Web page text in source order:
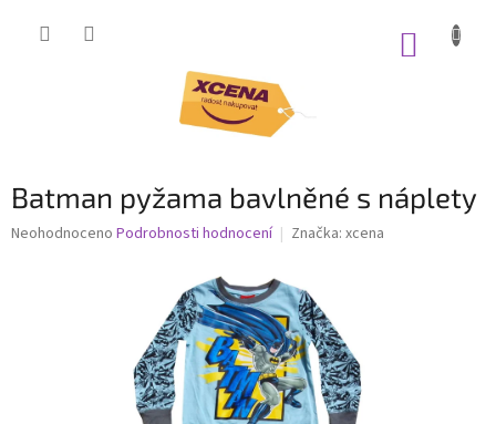
Batman pyžama bavlněné s náplety
Průměrné
Neohodnoceno Podrobnosti hodnocení Značka: xcena